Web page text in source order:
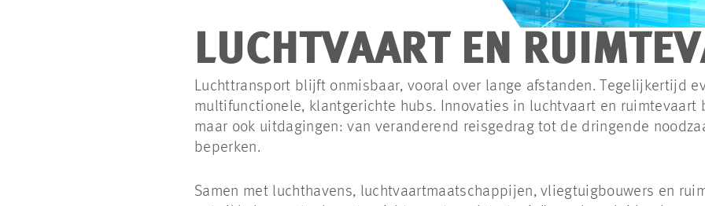
LUCHTVAART EN
Luchttransport blijft onmisbaar, vooral over lange afstanden. Tegelijkertijd
multifunctionele, klantgerichte hubs. Innovaties in luchtvaart en ruimtevaart
maar ook uitdagingen: van veranderend reisgedrag tot de dringende
beperken.
Samen met luchthavens, luchtvaartmaatschappijen, vliegtuigbouwers en